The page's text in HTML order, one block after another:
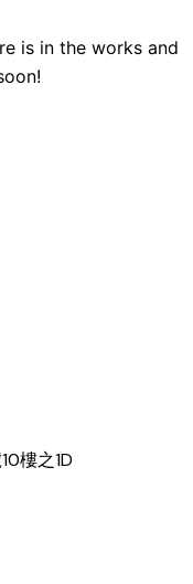
is in the works and
樓之1D